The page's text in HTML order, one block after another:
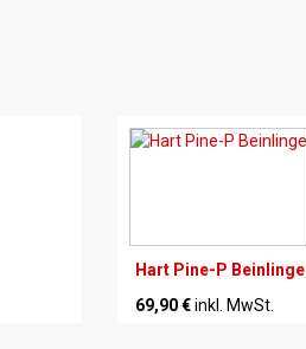
Hart Pine-P Beinlinge
69,90 € inkl. MwSt.